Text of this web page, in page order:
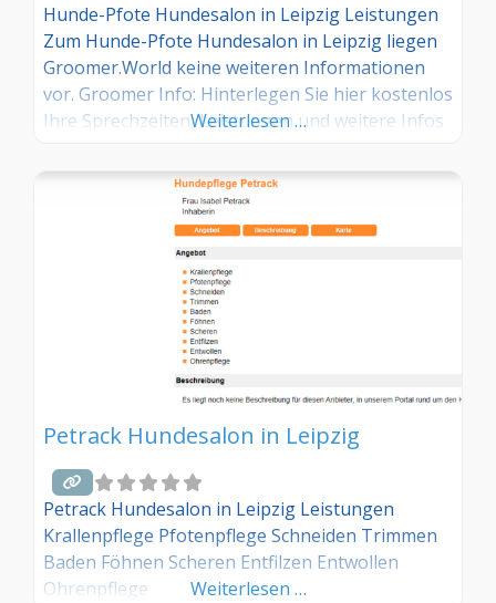
Hunde-Pfote Hundesalon in Leipzig Leistungen
Zum Hunde-Pfote Hundesalon in Leipzig liegen
Groomer.World keine weiteren Informationen
vor. Groomer Info: Hinterlegen Sie hier kostenlos
Ihre Sprechzeiten, Leistungen und weitere Infos
Hundesalons? Dann teilen Sie Ihre Erfahrungen
über die Kommentarfunktion unten mit anderen
Hundebesitzer/innen!
Weiterlesen …
Petrack Hundesalon in Leipzig
Petrack Hundesalon in Leipzig Leistungen
Krallenpflege Pfotenpflege Schneiden Trimmen
Baden Föhnen Scheren Entfilzen Entwollen
Ohrenpflege
Weiterlesen …